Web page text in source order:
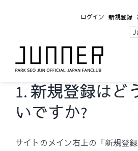
ログイン 新規登録
1. 新規登録はど
いですか?
サイトのメイン右上の「新規登